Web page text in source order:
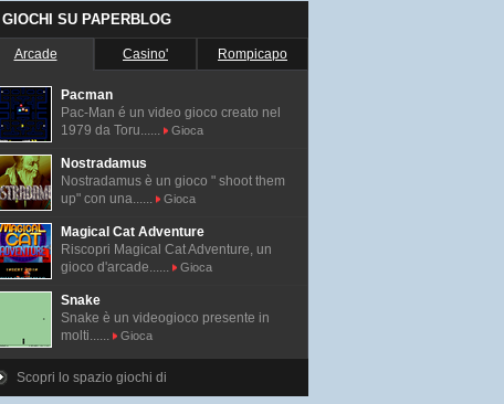
I GIOCHI SU PAPERBLOG
Arcade Casino' Rompicapo
Pacman
Pac-Man é un video gioco creato nel
1979 da Toru......
Gioca
Nostradamus
Nostradamus è un gioco " shoot them
up" con una......
Gioca
Magical Cat Adventure
Riscopri Magical Cat Adventure, un
gioco d'arcade......
Gioca
Snake
Snake è un videogioco presente in
molti......
Gioca
Scopri lo spazio giochi di